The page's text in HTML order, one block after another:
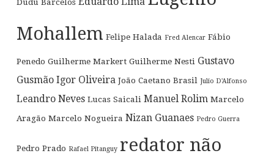
Mohallem Felipe Halada Fred Alencar Fábio
Penedo Guilherme Markert Guilherme Nesti Gustavo
Gusmão Igor Oliveira João Caetano Brasil Julio D'Alfonso
Leandro Neves Lucas Saicali Manuel Rolim Marcelo
Aragão Marcelo Nogueira Nizan Guanaes Pedro Guerra
Pedro Prado Rafael Pitanguy redator não